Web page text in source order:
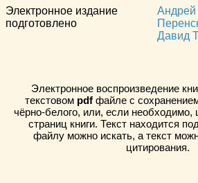
Электронное издание
подготовлено
Андрей
Давид
Электронное воспроизведение
текстовом pdfфайле с
чёрно-белого, или, если необходимо,
страниц книги. Текст находится
файлу можно искать, а текст
цитирования.